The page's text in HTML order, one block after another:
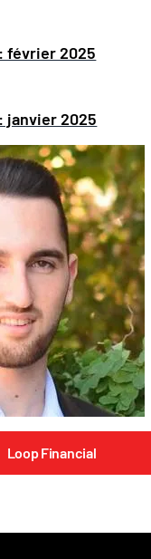
Loop Financial
février 2025
janvier 2025